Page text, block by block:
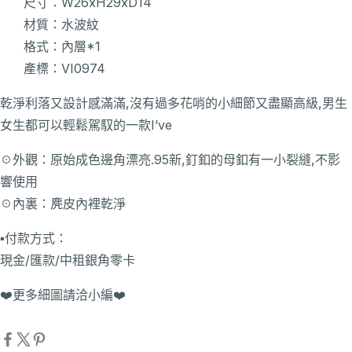
材質：水波紋
格式：內層*1
產標：VI0974
乾淨利落又設計感滿滿,沒有過多花哨的小細節又盡顯高級,男生
女生都可以輕鬆駕馭的一款I’ve
☉外觀：原始成色邊角漂亮.95新,釘釦的母釦有一小裂縫,不影
響使用
☉內裏：麂皮內裡乾淨
▪️付款方式：
現金/匯款/中租銀角零卡
❤️更多細圖請洽小編❤️